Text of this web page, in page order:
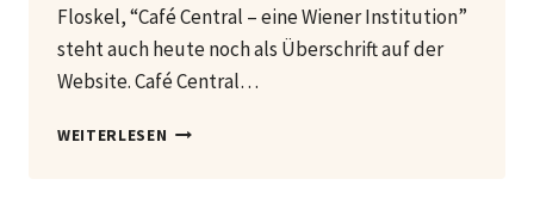
Floskel, “Café Central – eine Wiener Institution”
steht auch heute noch als Überschrift auf der
Website. Café Central…
WEITERLESEN CAFÉ